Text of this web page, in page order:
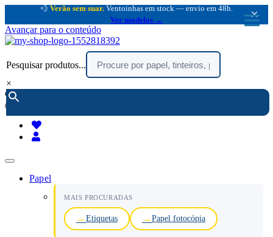
💨 Verão sem suar. Ventoinhas em stock — envio em 48h.
Ver modelos →
×
Avançar para o conteúdo
Pesquisar produtos...
×
encomendar por telefone :
(chamada rede fixa nacional)
Papel
MAIS PROCURADAS
Etiquetas Papel fotocópia